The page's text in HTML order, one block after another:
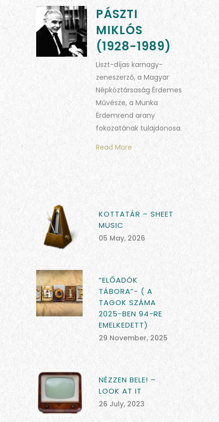
PÁSZTI
MIKLÓS
(1928-1989)
Liszt-díjas karnagy-
zeneszerző, a Magyar
Népköztársaság Érdemes
Művésze, a Munka
Érdemrend arany
fokozatának tulajdonosa.
Read More
KOTTATÁR – SHEET
MUSIC
05 May, 2026
“ELŐADÓK
TÁBORA”- ( A
TAGOK SZÁMA
2025-BEN 94-RE
EMELKEDETT)
29 November, 2025
NÉZZEN BELE! –
LOOK AT IT
26 July, 2023